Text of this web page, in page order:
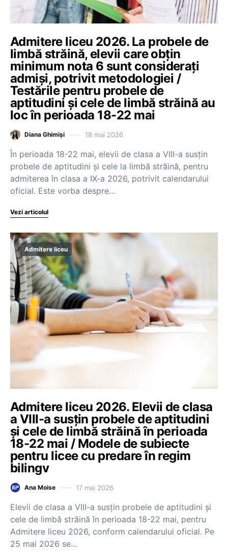
Admitere liceu 2026. La probele de
limbă străină, elevii care obțin
minimum nota 6 sunt considerați
admiși, potrivit metodologiei /
Testările pentru probele de
aptitudini și cele de limbă străină au
loc în perioada 18-22 mai
Diana Ghimiși 18 mai 2026
În perioada 18-22 mai, elevii de clasa a VIII-a susțin
probele de aptitudini și cele la limbă străină, pentru
admiterea în clasa a IX-a 2026, potrivit calendarului
oficial. Este vorba despre…
Vezi articolul
Admitere liceu
Admitere liceu 2026. Elevii de clasa
a VIII-a susțin probele de aptitudini
și cele de limbă străină în perioada
18-22 mai / Modele de subiecte
pentru licee cu predare în regim
bilingv
Ana Moise 17 mai 2026
Elevii de clasa a VIII-a susțin probele de aptitudini și
cele de limbă străină în perioada 18-22 mai, pentru
Admitere liceu 2026, conform calendarului oficial. Pe
25 mai 2026 se…